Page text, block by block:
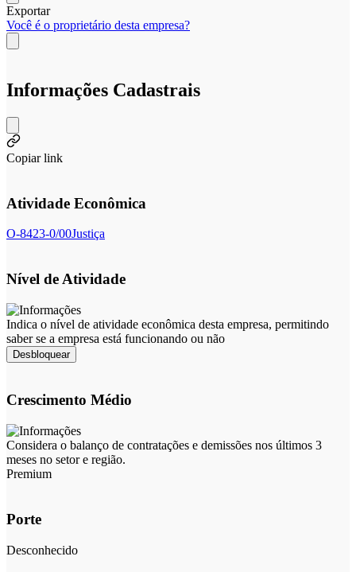
Exportar
Você é o proprietário desta empresa?
Informações Cadastrais
Copiar link
Atividade Econômica
O-8423-0/00Justiça
Nível de Atividade
Indica o nível de atividade econômica desta empresa, permitindo
saber se a empresa está funcionando ou não
Desbloquear
Crescimento Médio
Considera o balanço de contratações e demissões nos últimos 3
meses no setor e região.
Premium
Porte
Desconhecido